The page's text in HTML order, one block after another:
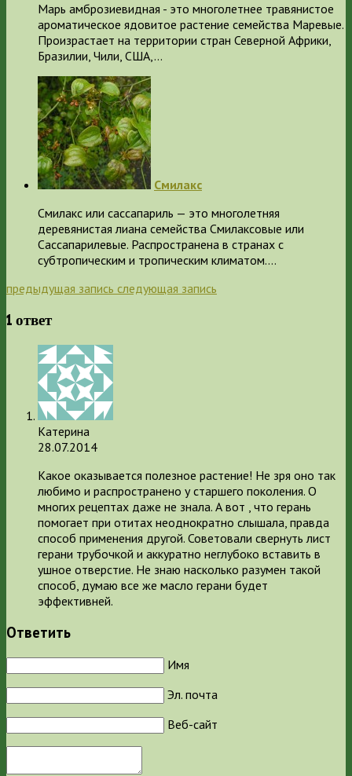
Марь амброзиевидная - это многолетнее травянистое
ароматическое ядовитое растение семейства Маревые.
Произрастает на территории стран Северной Африки,
Бразилии, Чили, США,…
Смилакс
Смилакс или сассапариль — это многолетняя
деревянистая лиана семейства Смилаксовые или
Сассапарилевые. Распространена в странах с
субтропическим и тропическим климатом.…
предыдущая запись следующая запись
1 ответ
Катерина
28.07.2014
Какое оказывается полезное растение! Не зря оно так
любимо и распространено у старшего поколения. О
многих рецептах даже не знала. А вот , что герань
помогает при отитах неоднократно слышала, правда
способ применения другой. Советовали свернуть лист
герани трубочкой и аккуратно неглубоко вставить в
ушное отверстие. Не знаю насколько разумен такой
способ, думаю все же масло герани будет
эффективней.
Ответить
Имя
Эл. почта
Веб-сайт